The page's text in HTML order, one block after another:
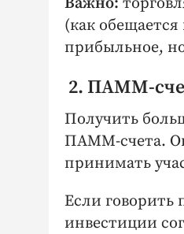
(как
прибыльное,
2. ПАММ-
Получить
ПАММ-счета.
принимать
Если
инвестиции